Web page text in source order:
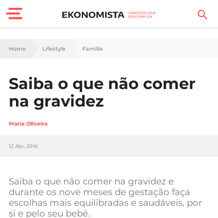
Finanças Pessoais
Carreira
Casa
Tecnologia
Negócios
Home Lifestyle Família
Saiba o que não comer
na gravidez
Maria Oliveira
12 Abr, 2016
Saiba o que não comer na gravidez e
durante os nove meses de gestação faça
escolhas mais equilibradas e saudáveis, por
si e pelo seu bebé.